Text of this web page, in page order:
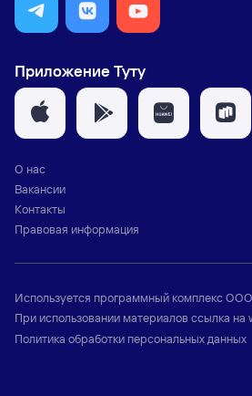
Приложение Туту
О нас
Вакансии
Контакты
Правовая информация
Используется программный комплексООО
При использовании материалов ссылка на
Политика обработки персональных данных